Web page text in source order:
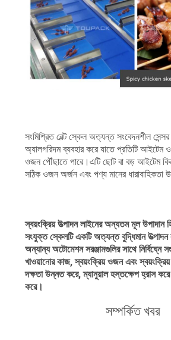
সংমিশ্রিত বেল্ট স্কেল অত্যন্ত সংবেদনশীল
অ্যালগরিদম ব্যবহার করে যাতে প্রতিটি আইটেম
ওজন পৌঁছাতে পারে।এটি ছোট বা বড় আইটেম
সঠিক ওজন অর্জন এবং পণ্য মানের ধারাবাহিকতা
স্বয়ংক্রিয় উত্পাদন লাইনের অন্যতম মূল উপাদান
সংযুক্ত স্কেলটি একটি অত্যন্ত বুদ্ধিমান উত্পাদন
অন্যান্য অটোমেশন সরঞ্জামগুলির সাথে নির্বিঘ্নে
খাওয়ানোর কাজ, স্বয়ংক্রিয় ওজন এবং
দক্ষতা উন্নত করে, ম্যানুয়াল হস্তক্ষেপ হ্রাস
করে।
সম্পর্কিত খবর